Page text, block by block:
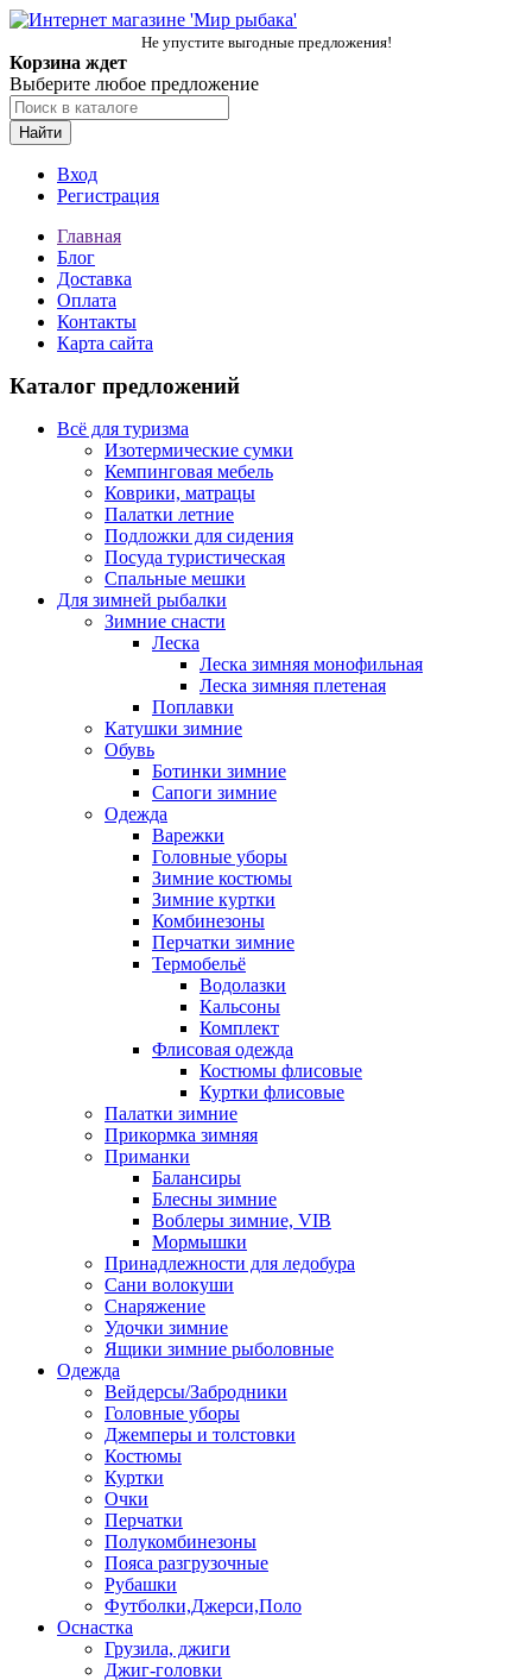
Не упустите выгодные предложения!
Корзина ждет
Выберите любое предложение
Найти
Вход
Регистрация
Главная
Блог
Доставка
Оплата
Контакты
Карта сайта
Каталог предложений
Всё для туризма
Изотермические сумки
Кемпинговая мебель
Коврики, матрацы
Палатки летние
Подложки для сидения
Посуда туристическая
Спальные мешки
Для зимней рыбалки
Зимние снасти
Леска
Леска зимняя монофильная
Леска зимняя плетеная
Поплавки
Катушки зимние
Обувь
Ботинки зимние
Сапоги зимние
Одежда
Варежки
Головные уборы
Зимние костюмы
Зимние куртки
Комбинезоны
Перчатки зимние
Термобельё
Водолазки
Кальсоны
Комплект
Флисовая одежда
Костюмы флисовые
Куртки флисовые
Палатки зимние
Прикормка зимняя
Приманки
Балансиры
Блесны зимние
Воблеры зимние, VIB
Мормышки
Принадлежности для ледобура
Сани волокуши
Снаряжение
Удочки зимние
Ящики зимние рыболовные
Одежда
Вейдерсы/Забродники
Головные уборы
Джемперы и толстовки
Костюмы
Куртки
Очки
Перчатки
Полукомбинезоны
Пояса разгрузочные
Рубашки
Футболки,Джерси,Поло
Оснастка
Грузила, джиги
Джиг-головки